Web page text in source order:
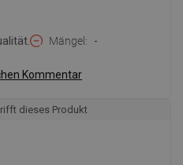
Mängel -
Kommentar
dieses Produkt